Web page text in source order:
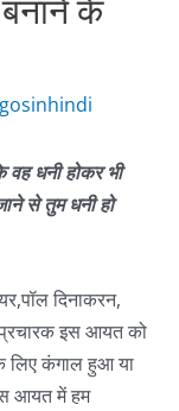
के
वह धनी होकर भी
से तुम धनी हो
दिनाकरन,
प्रचारक इस आयत को
लिए कंगाल हुआ या
आयत में हम